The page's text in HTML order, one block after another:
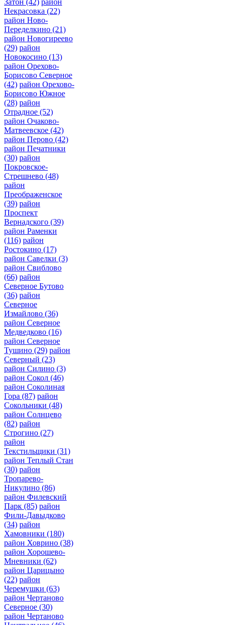
Некрасовка (22)
район Ново-
Переделкино (21)
район Новогиреево
(29) район
Новокосино (13)
район Орехово-
Борисово Северное
(42) район Орехово-
Борисово Южное
(28) район
Отрадное (52)
район Очаково-
Матвеевское (42)
район Перово (42)
район Печатники
(30) район
Покровское-
Стрешнево (48)
район
Преображенское
(39) район
Проспект
Вернадского (39)
район Раменки
(116) район
Ростокино (17)
район Савелки (3)
район Свиблово
(66) район
Северное Бутово
(36) район
Северное
Измайлово (36)
район Северное
Медведково (16)
район Северное
Тушино (29) район
Северный (23)
район Силино (3)
район Сокол (46)
район Соколиная
Гора (87) район
Сокольники (48)
район Солнцево
(82) район
Строгино (27)
район
Текстильщики (31)
район Теплый Стан
(30) район
Тропарево-
Никулино (86)
район Филевский
Парк (85) район
Фили-Давыдково
(34) район
Хамовники (180)
район Ховрино (38)
район Хорошево-
Мневники (62)
район Царицыно
(22) район
Черемушки (63)
район Чертаново
Северное (30)
район Чертаново